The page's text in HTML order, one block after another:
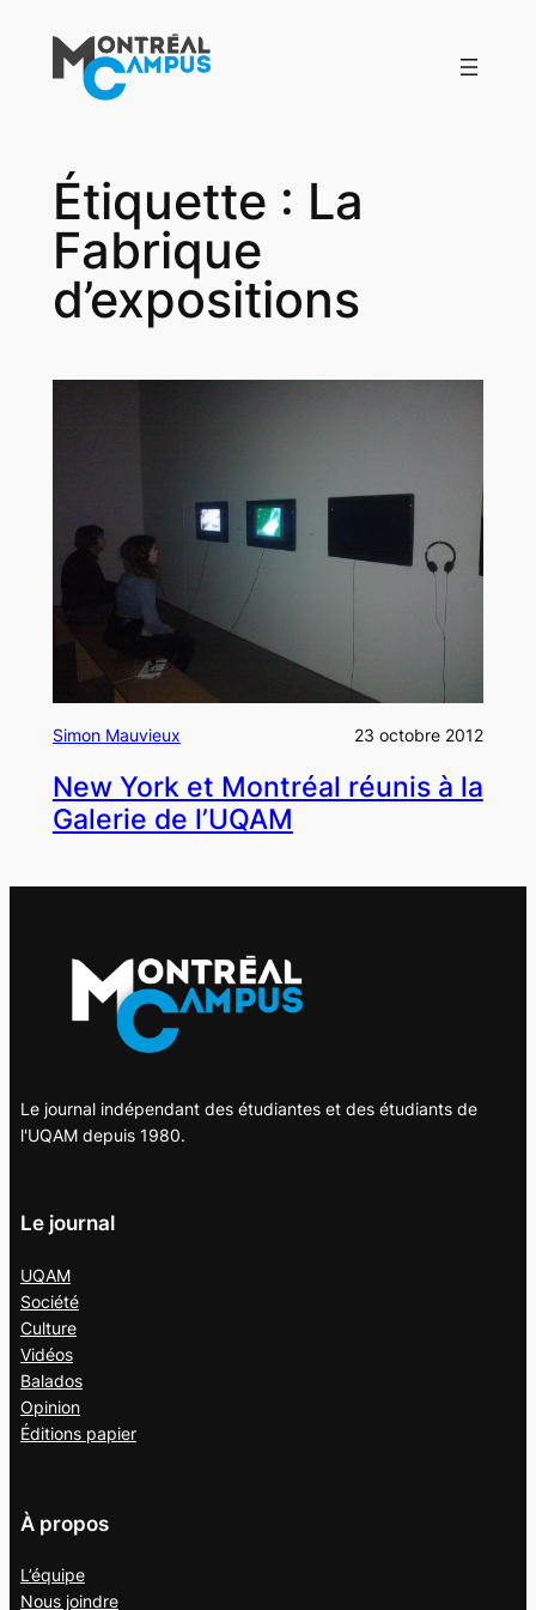
contenu
Étiquette : La
Fabrique
d’expositions
Simon Mauvieux 23 octobre 2012
New York et Montréal réunis à la
Galerie de l’UQAM
Le journal indépendant des étudiantes et des étudiants de
l'UQAM depuis 1980.
Le journal
UQAM
Société
Culture
Vidéos
Balados
Opinion
Éditions papier
À propos
L’équipe
Nous joindre